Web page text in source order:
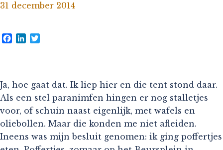
31 december 2014
Facebook
LinkedIn
Ja, hoe gaat dat. Ik liep hier en die tent stond daar.
Als een stel paranimfen hingen er nog stalletjes
voor, of schuin naast eigenlijk, met wafels en
oliebollen. Maar die konden me niet afleiden.
Ineens was mijn besluit genomen: ik ging poffertjes